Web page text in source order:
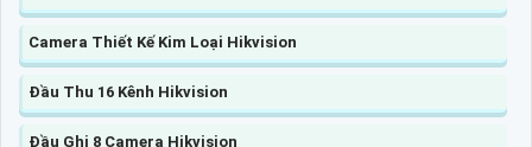
Camera Thiết Kế Kim Loại Hikvision
Đầu Thu 16 Kênh Hikvision
Đầu Ghi 8 Camera Hikvision